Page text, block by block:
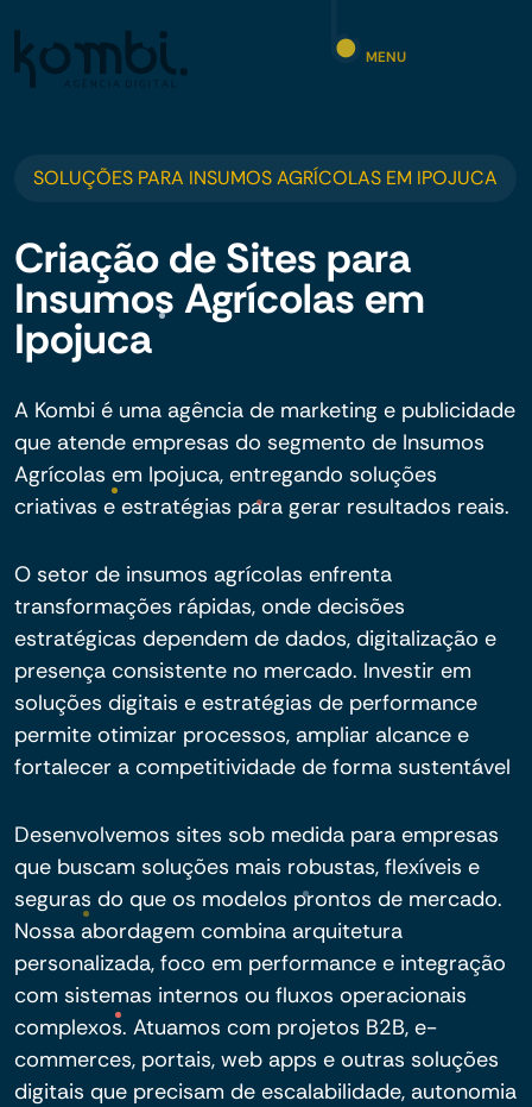
MENU
SOLUÇÕES PARA INSUMOS AGRÍCOLAS EM IPOJUCA
Criação de Sites para
Insumos Agrícolas em
Ipojuca
A Kombi é uma agência de marketing e publicidade
que atende empresas do segmento de Insumos
Agrícolas em Ipojuca, entregando soluções
criativas e estratégias para gerar resultados reais.
O setor de insumos agrícolas enfrenta
transformações rápidas, onde decisões
estratégicas dependem de dados, digitalização e
presença consistente no mercado. Investir em
soluções digitais e estratégias de performance
permite otimizar processos, ampliar alcance e
fortalecer a competitividade de forma sustentável
Desenvolvemos sites sob medida para empresas
que buscam soluções mais robustas, flexíveis e
seguras do que os modelos prontos de mercado.
Nossa abordagem combina arquitetura
personalizada, foco em performance e integração
com sistemas internos ou fluxos operacionais
complexos. Atuamos com projetos B2B, e-
commerces, portais, web apps e outras soluções
digitais que precisam de escalabilidade, autonomia